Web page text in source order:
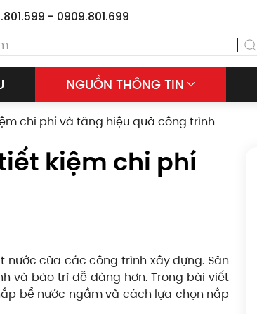
- 0909.801.699
NGUỒN THÔNG TIN
chi phí và tăng hiệu quả công trình
kiệm chi phí
của các công trình xây dựng. Sản
và bảo trì dễ dàng hơn. Trong bài viết
bể nước ngầm và cách lựa chọn nắp